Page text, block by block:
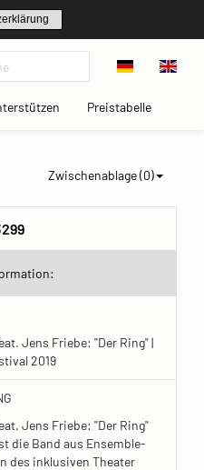
(current)Preistabelle(current)
Zwischenablage (0)
Jens Friebe: "Der Ring" |
2019
Jens Friebe: "Der Ring"
die Band aus Ensemble-
des inklusiven Theater